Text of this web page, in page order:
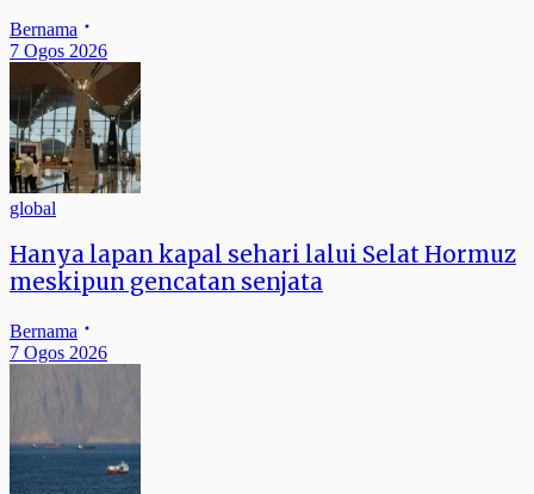
Bernama
7 Ogos 2026
global
Hanya lapan kapal sehari lalui Selat Hormuz
meskipun gencatan senjata
Bernama
7 Ogos 2026